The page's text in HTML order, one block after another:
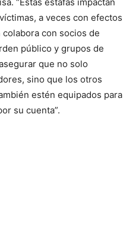
a veces con efectos
con socios de
público y grupos de
que no solo
sino que los otros
estén equipados para
su cuenta”.